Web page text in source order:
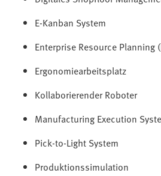
E-Kanban System
Enterprise Resource Planning
Ergonomiearbeitsplatz
Kollaborierender Roboter
Manufacturing Execution
Pick-to-Light System
Produktionssimulation